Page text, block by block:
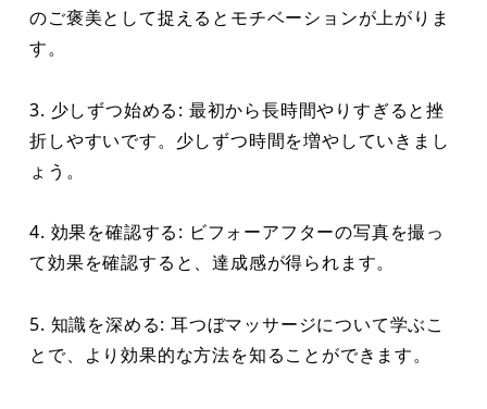
のご褒美として捉えるとモチベーションが上がりま
す。
3. 少しずつ始める: 最初から長時間やりすぎると挫
折しやすいです。少しずつ時間を増やしていきまし
ょう。
4. 効果を確認する: ビフォーアフターの写真を撮っ
て効果を確認すると、達成感が得られます。
5. 知識を深める: 耳つぼマッサージについて学ぶこ
とで、より効果的な方法を知ることができます。